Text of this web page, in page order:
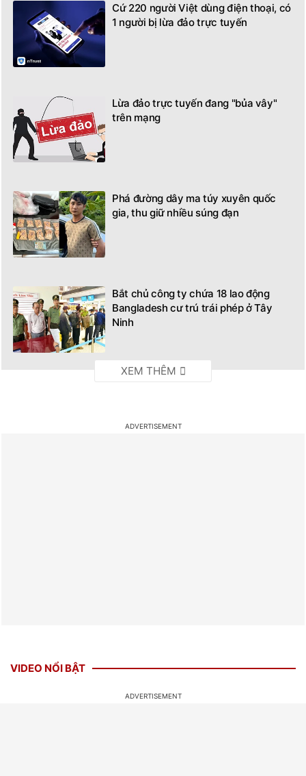
Cứ 220 người Việt dùng điện thoại, có
1 người bị lừa đảo trực tuyến
Lừa đảo trực tuyến đang "bủa vây"
trên mạng
Phá đường dây ma túy xuyên quốc
gia, thu giữ nhiều súng đạn
Bắt chủ công ty chứa 18 lao động
Bangladesh cư trú trái phép ở Tây
Ninh
VIDEO NỔI BẬT